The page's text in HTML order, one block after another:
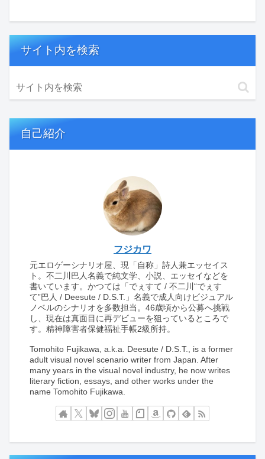
サイト内を検索
自己紹介
フジカワ
元エロゲーシナリオ屋、現「自称」詩人兼エッセイス
ト。不二川巴人名義で純文学、小説、エッセイなどを
書いています。かつては「でぇすて / 不二川“でぇす
て”巴人 / Deesute / D.S.T.」名義で成人向けビジュアル
ノベルのシナリオを多数担当。46歳頃から公募へ挑戦
し、現在は真面目に再デビューを狙っているところで
す。精神障害者保健福祉手帳2級所持。
Tomohito Fujikawa, a.k.a. Deesute / D.S.T., is a former
adult visual novel scenario writer from Japan. After
many years in the visual novel industry, he now writes
literary fiction, essays, and other works under the
name Tomohito Fujikawa.